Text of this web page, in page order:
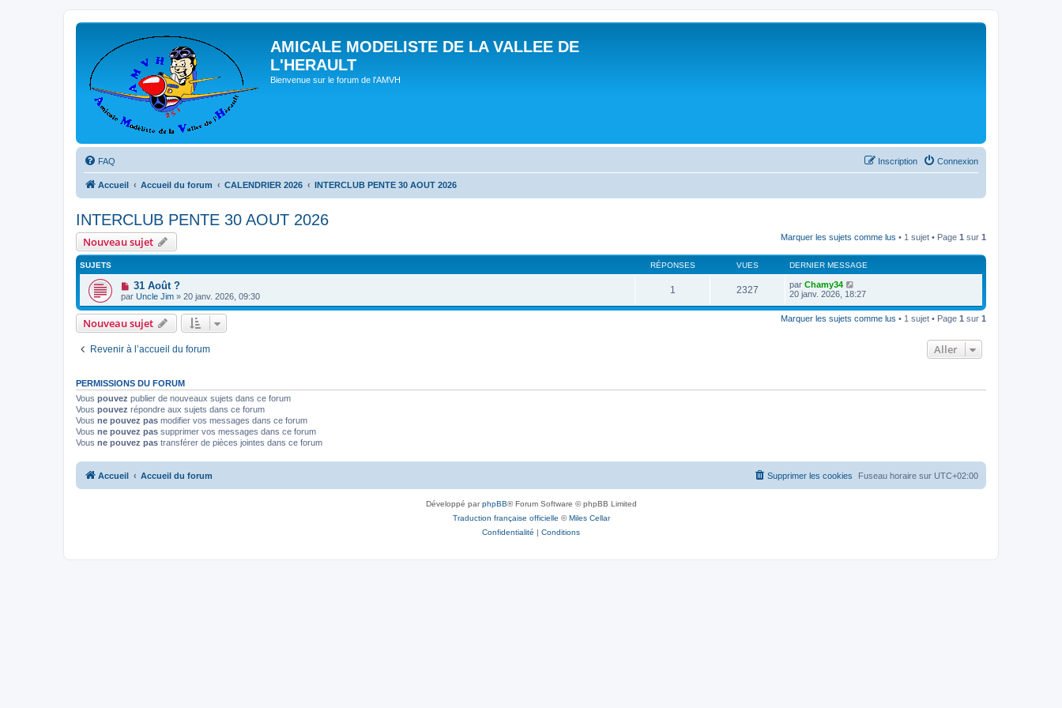
AMICALE MODELISTE DE LA VALLEE DE
L'HERAULT
Bienvenue sur le forum de l'AMVH
FAQ Connexion
Inscription
Accueil Accueil du forum CALENDRIER 2026 INTERCLUB PENTE 30 AOUT 2026
INTERCLUB PENTE 30 AOUT 2026
Nouveau sujet Marquer les sujets comme lus • 1 sujet • Page 1 sur 1
SUJETS RÉPONSES VUES DERNIER MESSAGE
31 Août ?
par Uncle Jim » 20 janv. 2026, 09:30
1 2327 par Chamy34
20 janv. 2026, 18:27
Nouveau sujet Marquer les sujets comme lus • 1 sujet • Page 1 sur 1
Revenir à l’accueil du forum Aller
PERMISSIONS DU FORUM
Vous pouvez publier de nouveaux sujets dans ce forum
Vous pouvez répondre aux sujets dans ce forum
Vous ne pouvez pas modifier vos messages dans ce forum
Vous ne pouvez pas supprimer vos messages dans ce forum
Vous ne pouvez pas transférer de pièces jointes dans ce forum
Accueil Accueil du forum Fuseau horaire sur UTC+02:00
Supprimer les cookies
Développé parphpBB® Forum Software © phpBB Limited
Traduction française officielle ©Miles Cellar
Confidentialité | Conditions